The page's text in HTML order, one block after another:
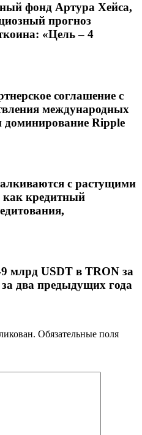
фонд Артура Хейса,
прогноз
«Цель – 4
соглашение с
международных
доминирование Ripple
с растущими
как кредитный
млрд USDT в TRON за
два предыдущих года
Обязательные поля